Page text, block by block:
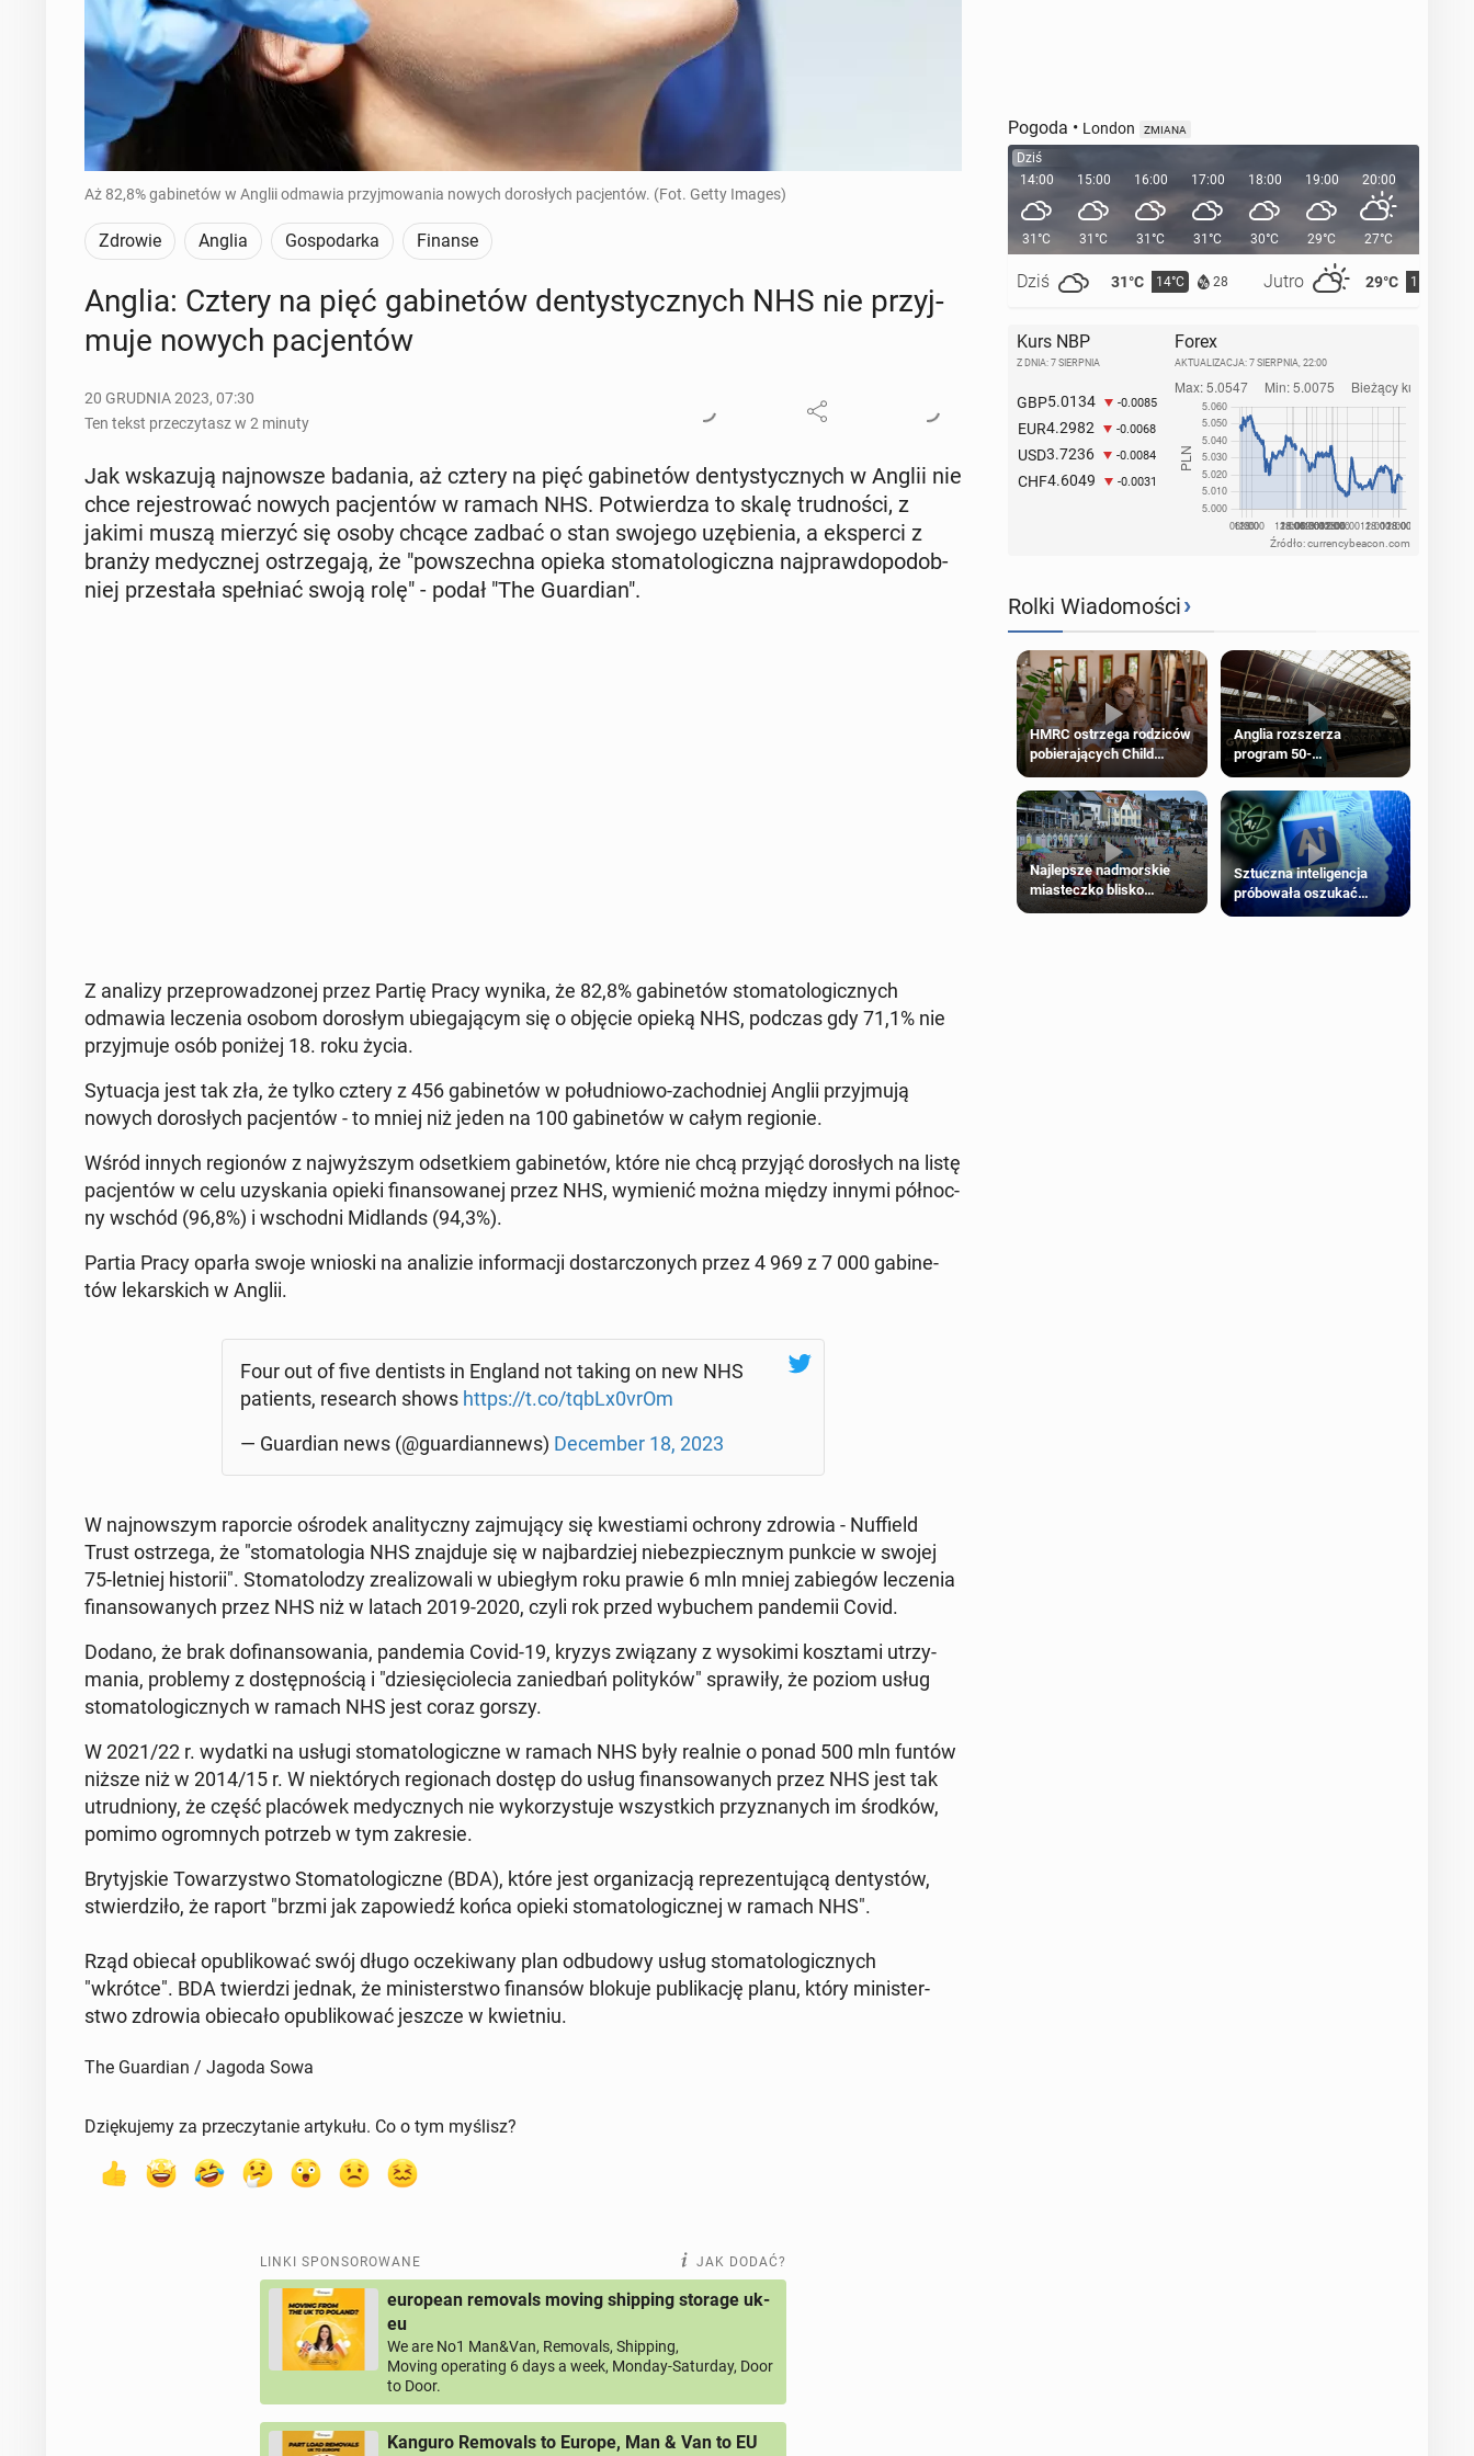
Aż 82,8% gabinetów w Anglii odmawia przyjmowania nowych dorosłych pacjentów. (Fot. Getty Images)
Zdrowie Anglia Gospodarka Finanse
Anglia: Cztery na pięć ga­bi­ne­tów den­ty­stycz­nych NHS nie przyj­
mu­je nowych pa­cjen­tów
20 GRUDNIA 2023, 07:30
Ten tekst przeczytasz w 2 minuty
Jak wska­zu­ją naj­now­sze badania, aż cztery na pięć ga­bi­ne­tów den­ty­stycz­nych w Anglii nie
chce re­je­stro­wać nowych pa­cjen­tów w ramach NHS. Po­twier­dza to skalę trud­no­ści, z
jakimi muszą mierzyć się osoby chcące zadbać o stan swojego uzę­bie­nia, a eks­per­ci z
branży me­dycz­nej ostrze­ga­ją, że "po­wszech­na opieka sto­ma­to­lo­gicz­na naj­praw­do­po­dob­
niej prze­sta­ła speł­niać swoją rolę" - podał "The Gu­ar­dian".
Z analizy prze­pro­wa­dzo­nej przez Partię Pracy wynika, że 82,8% ga­bi­ne­tów sto­ma­to­lo­gicz­nych
odmawia le­cze­nia osobom do­ro­słym ubie­ga­ją­cym się o objęcie opieką NHS, podczas gdy 71,1% nie
przyj­mu­je osób poniżej 18. roku życia.
Sy­tu­acja jest tak zła, że tylko cztery z 456 ga­bi­ne­tów w po­łu­dnio­wo-za­chod­niej Anglii przyj­mu­ją
nowych do­ro­słych pa­cjen­tów - to mniej niż jeden na 100 ga­bi­ne­tów w całym re­gio­nie.
Wśród innych re­gio­nów z naj­wyż­szym od­set­kiem ga­bi­ne­tów, które nie chcą przyjąć do­ro­słych na listę
pa­cjen­tów w celu uzy­ska­nia opieki fi­nan­so­wa­nej przez NHS, wy­mie­nić można między innymi pół­noc­
ny wschód (96,8%) i wschod­ni Mi­dlands (94,3%).
Partia Pracy oparła swoje wnioski na ana­li­zie in­for­ma­cji do­star­czo­nych przez 4 969 z 7 000 ga­bi­ne­
tów le­kar­skich w Anglii.
Four out of five den­ti­sts in England not taking on new NHS
pa­tients, re­se­arch shows https://t.co/tqbLx0vrOm
— Gu­ar­dian news (@gu­ar­dian­news) De­cem­ber 18, 2023
W naj­now­szym ra­por­cie ośrodek ana­li­tycz­ny zaj­mu­ją­cy się kwe­stia­mi ochrony zdrowia - Nuf­field
Trust ostrze­ga, że "sto­ma­to­lo­gia NHS znaj­du­je się w naj­bar­dziej nie­bez­piecz­nym punkcie w swojej
75-letniej hi­sto­rii". Sto­ma­to­lo­dzy zre­ali­zo­wa­li w ubie­głym roku prawie 6 mln mniej za­bie­gów le­cze­nia
fi­nan­so­wa­nych przez NHS niż w latach 2019-2020, czyli rok przed wy­bu­chem pan­de­mii Covid.
Dodano, że brak do­fi­nan­so­wa­nia, pan­de­mia Covid-19, kryzys zwią­za­ny z wy­so­ki­mi kosz­ta­mi utrzy­
ma­nia, pro­ble­my z do­stęp­no­ścią i "dzie­się­cio­le­cia za­nie­dbań po­li­ty­ków" spra­wi­ły, że poziom usług
sto­ma­to­lo­gicz­nych w ramach NHS jest coraz gorszy.
W 2021/22 r. wydatki na usługi sto­ma­to­lo­gicz­ne w ramach NHS były realnie o ponad 500 mln funtów
niższe niż w 2014/15 r. W nie­któ­rych re­gio­nach dostęp do usług fi­nan­so­wa­nych przez NHS jest tak
utrud­nio­ny, że część pla­có­wek me­dycz­nych nie wy­ko­rzy­stu­je wszyst­kich przy­zna­nych im środków,
pomimo ogrom­nych potrzeb w tym za­kre­sie.
Bry­tyj­skie To­wa­rzy­stwo Sto­ma­to­lo­gicz­ne (BDA), które jest or­ga­ni­za­cją re­pre­zen­tu­ją­cą den­ty­stów,
stwier­dzi­ło, że raport "brzmi jak za­po­wiedź końca opieki sto­ma­to­lo­gicz­nej w ramach NHS".
Rząd obiecał opu­bli­ko­wać swój długo ocze­ki­wa­ny plan od­bu­do­wy usług sto­ma­to­lo­gicz­nych
"wkrótce". BDA twier­dzi jednak, że mi­ni­ster­stwo fi­nan­sów blokuje pu­bli­ka­cję planu, który mi­ni­ster­
stwo zdrowia obie­ca­ło opu­bli­ko­wać jeszcze w kwiet­niu.
The Guardian / Jagoda Sowa
Dziękujemy za przeczytanie artykułu. Co o tym myślisz?
LINKI SPONSOROWANE JAK DODAĆ?
european removals moving shipping storage uk-
eu
We are No1 Man&Van, Removals, Shipping,
Moving operating 6 days a week, Monday-Saturday, Door
to Door.
Kanguro Removals to Europe, Man & Van to EU
Pogoda • London ZMIANA
Dziś
14:00
31°C
Dziś 31°C 14°C 28 Jutro 29°C 15°C
15:00
31°C
16:00
31°C
17:00
31°C
18:00
30°C
19:00
29°C
20:00
27°C
Kurs NBP
Z DNIA: 7 SIERPNIA
GBP5.0134 -0.0085
EUR4.2982 -0.0068
USD3.7236 -0.0084
CHF4.6049 -0.0031
Forex
AKTUALIZACJA: 7 SIERPNIA, 22:00
Źródło: currencybeacon.com
Rolki Wiadomości›
HMRC ostrzega rodziców
pobierających Child
Benefit. Mogą być
zobowiązani do zwrotu
zasiłku
Anglia rozszerza
program 50-
procentowych zniżek
kolejowych na 18-latków
Najlepsze nadmorskie
miasteczko blisko
Sztuczna inteligencja
próbowała oszukać
człowieka